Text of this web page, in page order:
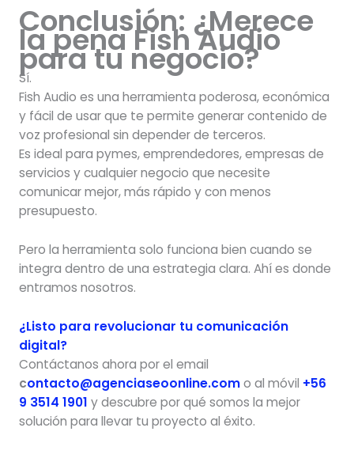
Conclusión: ¿Merece
la pena Fish Audio
para tu negocio?
Sí.
Fish Audio es una herramienta poderosa, económica
y fácil de usar que te permite generar contenido de
voz profesional sin depender de terceros.
Es ideal para pymes, emprendedores, empresas de
servicios y cualquier negocio que necesite
comunicar mejor, más rápido y con menos
presupuesto.
Pero la herramienta solo funciona bien cuando se
integra dentro de una estrategia clara. Ahí es donde
entramos nosotros.
¿Listo para revolucionar tu comunicación
digital?
Contáctanos ahora por el email
contacto@agenciaseoonline.como al móvil +56
9 3514 1901 y descubre por qué somos la mejor
solución para llevar tu proyecto al éxito.